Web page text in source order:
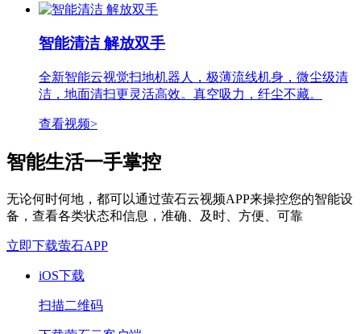
智能清洁 解放双手
全新智能云视觉扫地机器人，极薄流线机身，微尘级清
洁，地面清扫更灵活高效。真空吸力，纤尘不藏。
查看视频>
智能生活一手掌控
无论何时何地，都可以通过萤石云视频APP来操控您的智能设
备，查看各类状态和信息，准确、及时、方便、可靠
立即下载萤石APP
iOS下载
扫描二维码